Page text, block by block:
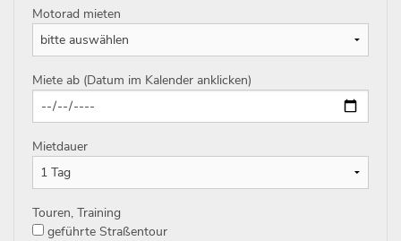
Motorad mieten
Miete ab (Datum im Kalender anklicken)
Mietdauer
Touren, Training
geführte Straßentour